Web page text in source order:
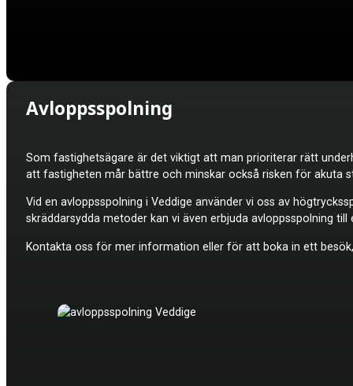
Avloppsspolning
Som fastighetsägare är det viktigt att man prioriterar rätt
att fastigheten mår bättre och minskar också risken för akuta
Vid en avloppsspolning i Veddige använder vi oss av
skräddarsydda metoder kan vi även erbjuda avloppsspolning
Kontakta oss för mer information eller för att boka in ett